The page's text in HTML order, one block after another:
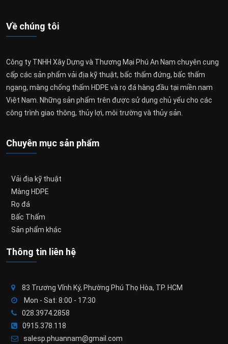
Về chúng tôi
Công ty TNHH Xây Dựng và Thương Mại Phú An Nam chuyên cung
cấp các sản phẩm vải địa kỹ thuật, bấc thấm đứng, bấc thấm
ngang, màng chống thấm HDPE và rọ đá hàng đầu tại miền nam
Việt Nam. Những sản phẩm trên được sử dụng chủ yếu cho các
công trình giao thông, thủy lợi, môi trường và thủy sản.
Chuyên mục sản phẩm
Vải địa kỹ thuật
Màng HDPE
Rọ đá
Bấc Thấm
Sản phẩm khác
Thông tin liên hệ
83 Trương Vĩnh Ký, Phường Phú Thọ Hòa, TP. HCM
Mon - Sat: 8:00 - 17:30
028.3974.2858
0915.378.118
salesp.phuannam@gmail.com